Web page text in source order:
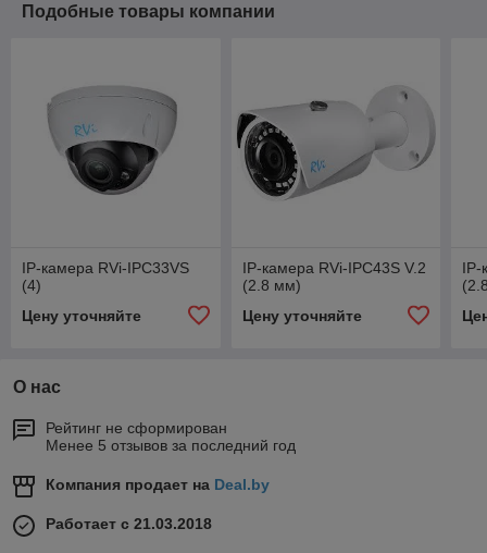
Подобные товары компании
IP-камера RVi-IPC33VS
(4)
Цену уточняйте
IP-камера RVi-IPC43S V.2
(2.8 мм)
Цену уточняйте
IP-
О нас
Рейтинг не сформирован
Менее 5 отзывов за последний год
Компания продает на Deal.by
Работает с 21.03.2018